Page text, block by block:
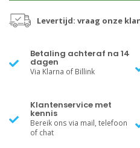
Levertijd: vraag onze
Betaling achteraf na 14
dagen
Via Klarna of Billink
Klantenservice met
kennis
Bereik ons via mail, telefoon
of chat